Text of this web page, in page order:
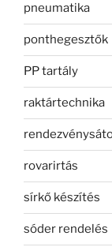
pneumatika
ponthegesztők
PP tartály
raktártechnika
rovarirtás
sírkő készítés
sóder rendelés